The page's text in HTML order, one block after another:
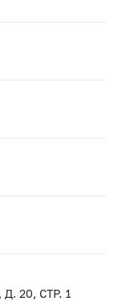
20, СТР. 1